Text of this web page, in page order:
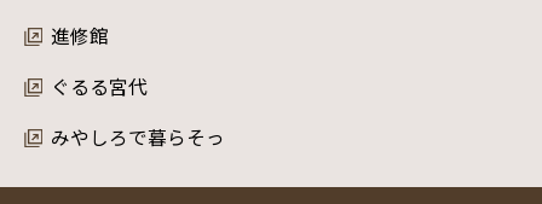
進修館
ぐるる宮代
みやしろで暮らそっ